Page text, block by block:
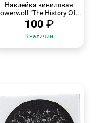
Наклейка виниловая
"The History Of...
100 ₽
В наличии